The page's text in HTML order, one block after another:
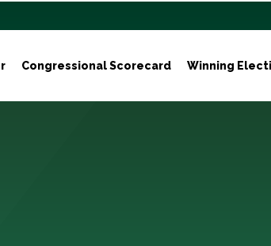
Congressional Scorecard Winning